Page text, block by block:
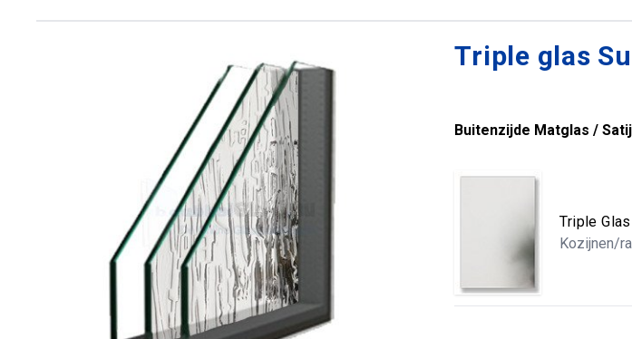
Triple glas
Buitenzijde Matglas /
Triple
Kozijnen/